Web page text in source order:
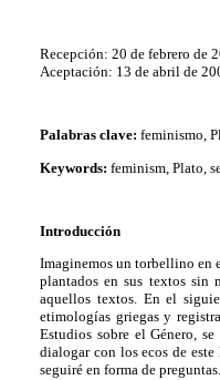
Recepción: 20 de febrero de
Aceptación: 13 de abril de
Palabras clave: feminismo,
Keywords: feminism, Plato,
Introducción
Imaginemos un torbellino en
plantados en sus textos sin
aquellos textos. En el
etimologías griegas y
Estudios sobre el Género,
dialogar con los ecos de
seguiré en forma de preguntas.